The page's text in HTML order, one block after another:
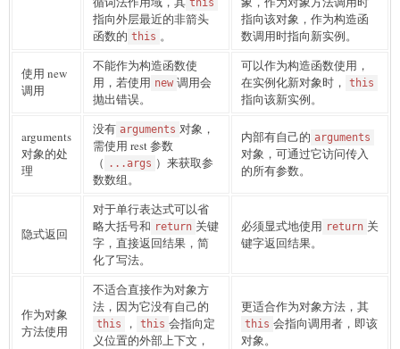
this
指向外层最近的非箭头
函数的 this 。
指向该对象，作为构造函
数调用时指向新实例。
使用 new
调用
不能作为构造函数使
用，若使用 new 调用会
抛出错误。
可以作为构造函数使用，
在实例化新对象时，
this
指向该新实例。
arguments
对象的处
理
没有 arguments 对象，
需使用 rest 参数
（ ...args ）来获取参
数数组。
内部有自己的 arguments
对象，可通过它访问传入
的所有参数。
隐式返回
对于单行表达式可以省
略大括号和 return 关键
字，直接返回结果，简
化了写法。
必须显式地使用 return 关
键字返回结果。
作为对象
方法使用
不适合直接作为对象方
法，因为它没有自己的
this ， this 会指向定
义位置的外部上下文，
更适合作为对象方法，其
this 会指向调用者，即该
对象。